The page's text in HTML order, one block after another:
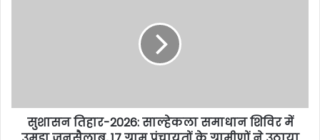
सुशासन तिहार-2026: साल्हेकला समाधान शिविर में